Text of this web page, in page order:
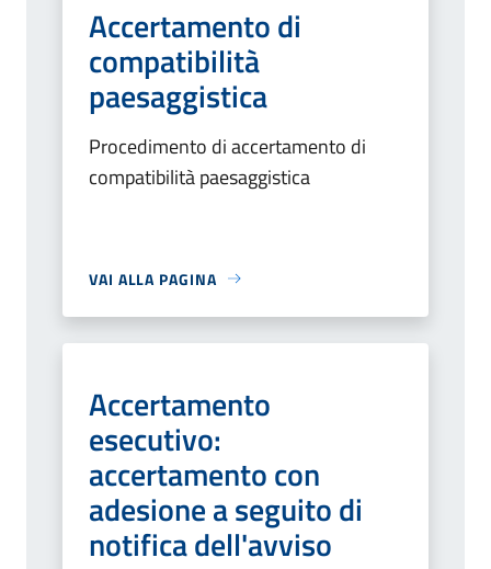
Accertamento di
compatibilità
paesaggistica
Procedimento di accertamento di
compatibilità paesaggistica
VAI ALLA PAGINA
Accertamento
esecutivo:
accertamento con
adesione a seguito di
notifica dell'avviso